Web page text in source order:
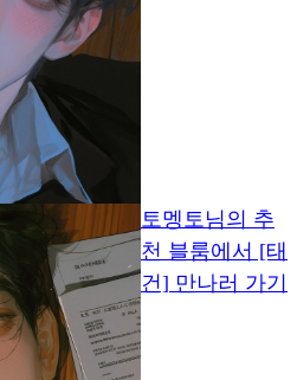
토멩토님의 추
천 블룸에서 [태
건] 만나러 가기